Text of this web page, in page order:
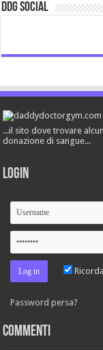
ddg Social
...il sito dove trovare
donazione di sangue...
Login
Password persa?
Commenti